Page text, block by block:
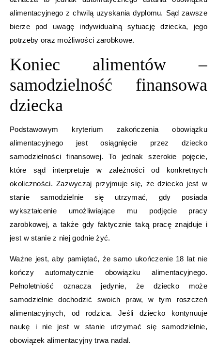
alimentacyjnego z chwilą uzyskania dyplomu. Sąd zawsze
bierze pod uwagę indywidualną sytuację dziecka, jego
potrzeby oraz możliwości zarobkowe.
Koniec alimentów –
samodzielność finansowa
dziecka
Podstawowym kryterium zakończenia obowiązku
alimentacyjnego jest osiągnięcie przez dziecko
samodzielności finansowej. To jednak szerokie pojęcie,
które sąd interpretuje w zależności od konkretnych
okoliczności. Zazwyczaj przyjmuje się, że dziecko jest w
stanie samodzielnie się utrzymać, gdy posiada
wykształcenie umożliwiające mu podjęcie pracy
zarobkowej, a także gdy faktycznie taką pracę znajduje i
jest w stanie z niej godnie żyć.
Ważne jest, aby pamiętać, że samo ukończenie 18 lat nie
kończy automatycznie obowiązku alimentacyjnego.
Pełnoletniość oznacza jedynie, że dziecko może
samodzielnie dochodzić swoich praw, w tym roszczeń
alimentacyjnych, od rodzica. Jeśli dziecko kontynuuje
naukę i nie jest w stanie utrzymać się samodzielnie,
obowiązek alimentacyjny trwa nadal.